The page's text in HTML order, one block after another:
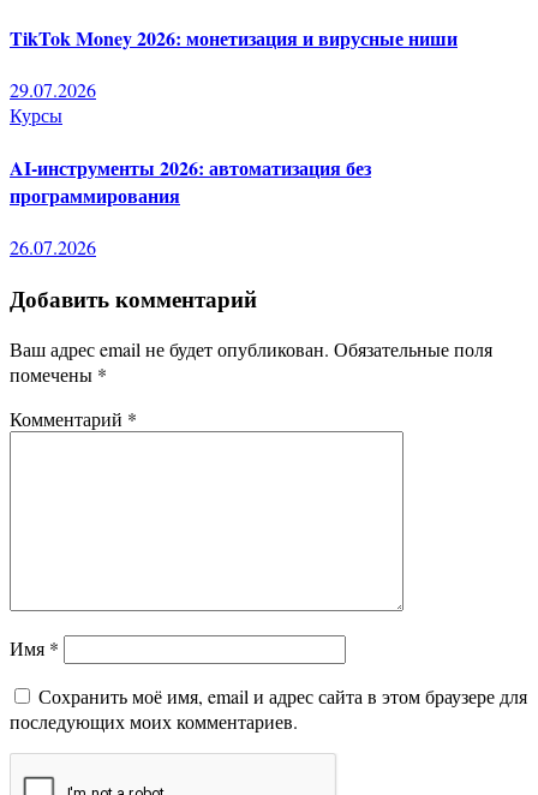
TikTok Money 2026: монетизация и вирусные ниши
29.07.2026
Курсы
AI-инструменты 2026: автоматизация без
программирования
26.07.2026
Добавить комментарий
Ваш адрес email не будет опубликован. Обязательные поля
помечены *
Комментарий *
Имя *
Сохранить моё имя, email и адрес сайта в этом браузере для
последующих моих комментариев.